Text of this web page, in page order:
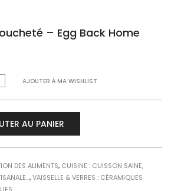
– Egg Back Home
AU PANIER
AJOUTER À MA WISHLIST
DES ALIMENTS, CUISINE : CUISSON SAINE,
,VAISSELLE & VERRES : CÉRAMIQUES